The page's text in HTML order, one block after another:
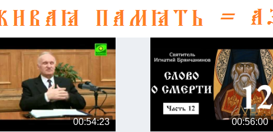
00:54:23 00:56:00